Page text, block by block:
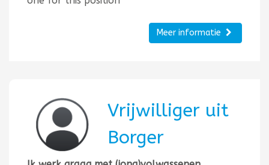
Meer informatie
Vrijwilliger uit
Borger